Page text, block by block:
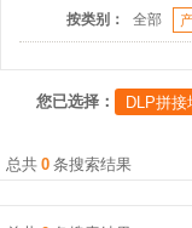
按类别： 全部
您已选择： DLP拼接
总共 0 条搜索结果